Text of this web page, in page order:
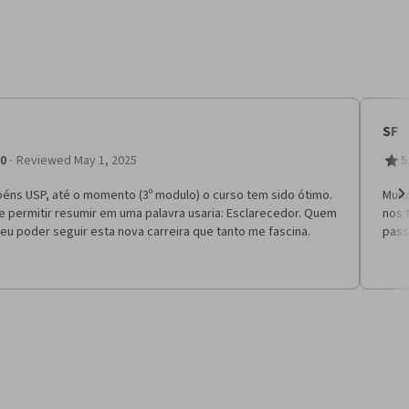
· Reviewed May 1, 2025
USP, até o momento (3º modulo) o curso tem sido ótimo.
permitir resumir em uma palavra usaria: Esclarecedor. Quem
poder seguir esta nova carreira que tanto me fascina.
SF
nos